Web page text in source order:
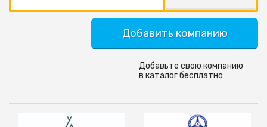
Добавить компанию
Добавьте свою компанию
в каталог бесплатно